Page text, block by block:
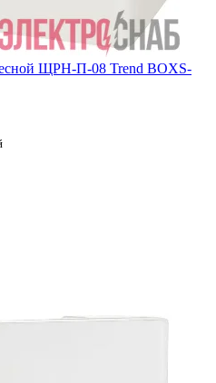
ЩРН-П-08 Trend BOXS-